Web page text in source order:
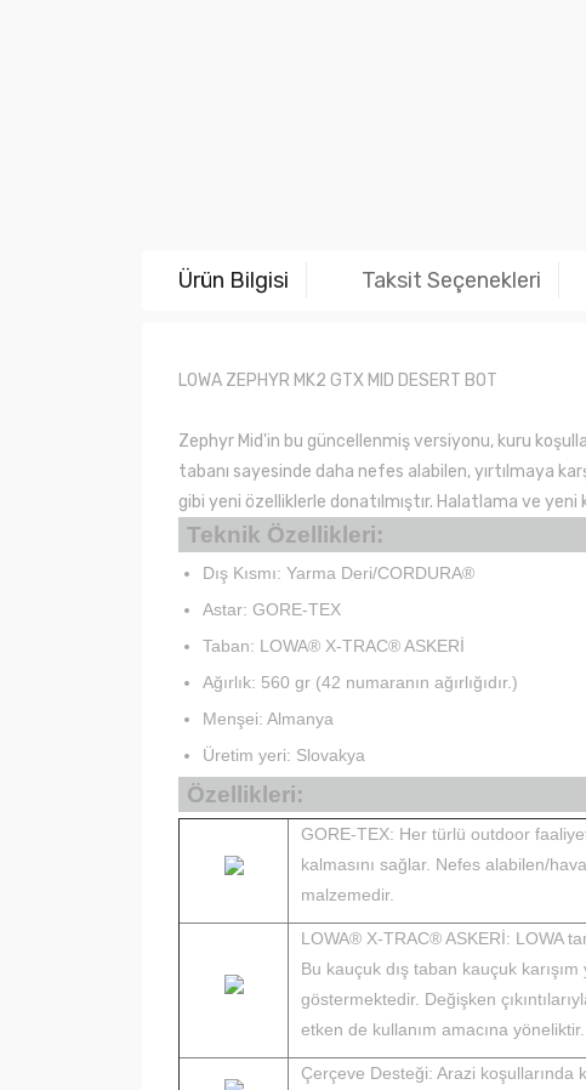
Ürün Bilgisi Taksit Seçenekleri
LOWA ZEPHYR MK2 GTX MID DESERT BOT
Zephyr Mid'in bu güncellenmiş versiyonu, kuru
tabanı sayesinde daha nefes alabilen, yırtılmaya
gibi yeni özelliklerle donatılmıştır. Halatlama ve yeni
Teknik Özellikleri:
Dış Kısmı: Yarma Deri/CORDURA®
Astar: GORE-TEX
Taban: LOWA® X-TRAC® ASKERİ
Ağırlık: 560 gr (42 numaranın ağırlığıdır.)
Menşei: Almanya
Üretim yeri: Slovakya
Özellikleri:
GORE-TEX: Her türlü outdoor
kalmasını sağlar. Nefes alabilen/
malzemedir.
LOWA® X-TRAC® ASKERİ: LOWA
Bu kauçuk dış taban kauçuk karışım
göstermektedir. Değişken
etken de kullanım amacına yöneliktir.
Çerçeve Desteği: Arazi koşullarında